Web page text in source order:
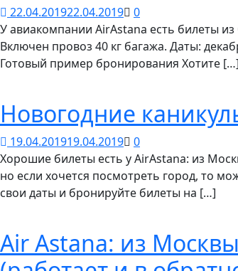
22.04.201922.04.2019
0
У авиакомпании AirAstana есть билеты
Включен провоз 40 кг багажа. Даты:
Готовый пример бронирования Хотите […]
Новогодние
19.04.201919.04.2019
0
Хорошие билеты есть у AirAstana: из
но если хочется посмотреть город, то
свои даты и бронируйте билеты на […]
Air Astana: из